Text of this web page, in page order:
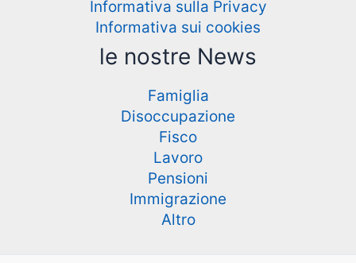
Informativa sulla Privacy
Informativa sui cookies
le nostre News
Famiglia
Disoccupazione
Fisco
Lavoro
Pensioni
Immigrazione
Altro